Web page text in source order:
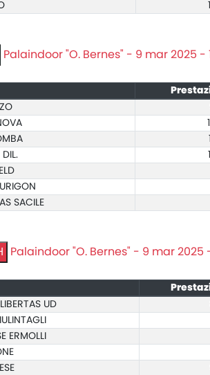
Palaindoor "O. Bernes" - 9 mar 2025 -
SACILE
Palaindoor "O. Bernes" - 9 mar 2025 -
UD
ERMOLLI